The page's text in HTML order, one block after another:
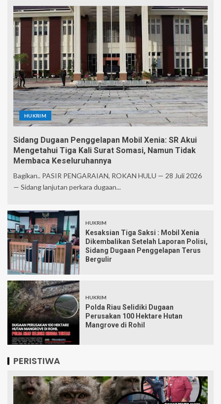
HUKRIM
Sidang Dugaan Penggelapan Mobil Xenia: SR Akui
Mengetahui Tiga Kali Surat Somasi, Namun Tidak
Membaca Keseluruhannya
Bagikan.. PASIR PENGARAIAN, ROKAN HULU — 28 Juli 2026
— Sidang lanjutan perkara dugaan...
HUKRIM
Kesaksian Tiga Saksi : Mobil Xenia
Dikembalikan Setelah Laporan Polisi,
Sidang Dugaan Penggelapan Terus
Bergulir
HUKRIM
Polda Riau Selidiki Dugaan
Perusakan 100 Hektare Hutan
Mangrove di Rohil
PERISTIWA